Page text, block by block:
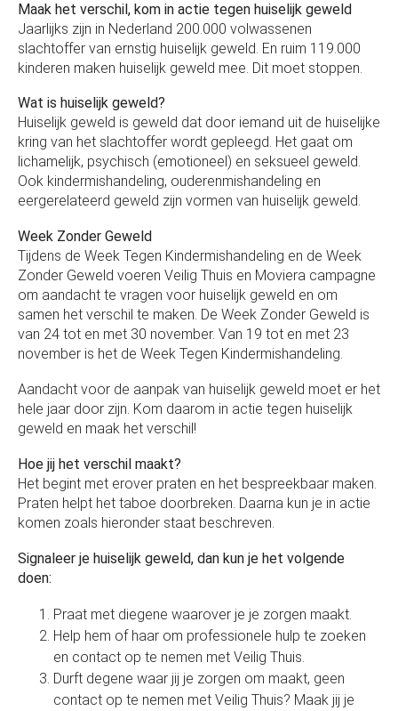
Maak het verschil, kom in actie tegen huiselijk geweld
Jaarlijks zijn in Nederland 200.000 volwassenen
slachtoffer van ernstig huiselijk geweld. En ruim 119.000
kinderen maken huiselijk geweld mee. Dit moet stoppen.
Wat is huiselijk geweld?
Huiselijk geweld is geweld dat door iemand uit de huiselijke
kring van het slachtoffer wordt gepleegd. Het gaat om
lichamelijk, psychisch (emotioneel) en seksueel geweld.
Ook kindermishandeling, ouderenmishandeling en
eergerelateerd geweld zijn vormen van huiselijk geweld.
Week Zonder Geweld
Tijdens de Week Tegen Kindermishandeling en de Week
Zonder Geweld voeren Veilig Thuis en Moviera campagne
om aandacht te vragen voor huiselijk geweld en om
samen het verschil te maken. De Week Zonder Geweld is
van 24 tot en met 30 november. Van 19 tot en met 23
november is het de Week Tegen Kindermishandeling.
Aandacht voor de aanpak van huiselijk geweld moet er het
hele jaar door zijn. Kom daarom in actie tegen huiselijk
geweld en maak het verschil!
Hoe jij het verschil maakt?
Het begint met erover praten en het bespreekbaar maken.
Praten helpt het taboe doorbreken. Daarna kun je in actie
komen zoals hieronder staat beschreven.
Signaleer je huiselijk geweld, dan kun je het volgende
doen:
Praat met diegene waarover je je zorgen maakt.
Help hem of haar om professionele hulp te zoeken
en contact op te nemen met Veilig Thuis.
Durft degene waar jij je zorgen om maakt, geen
contact op te nemen met Veilig Thuis? Maak jij je